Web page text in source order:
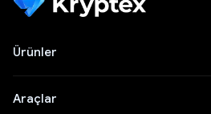
Ürünler
Araçlar